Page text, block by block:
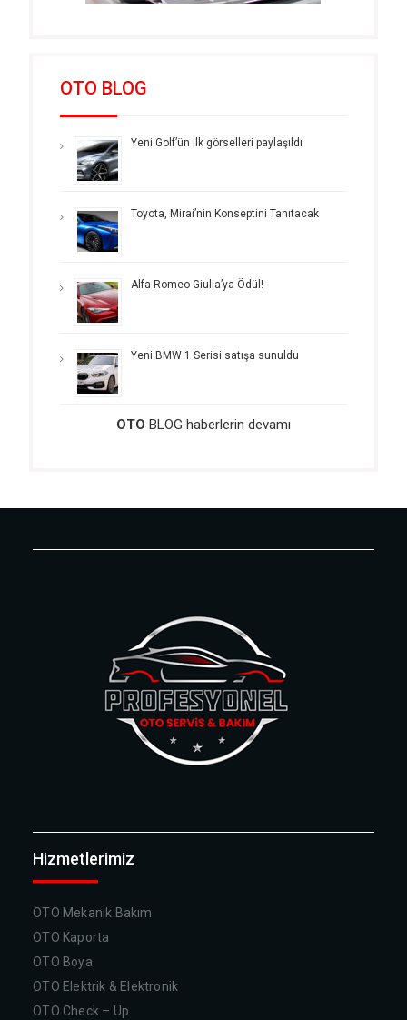
OTO BLOG
Yeni Golf’ün ilk görselleri paylaşıldı
Toyota, Mirai’nin Konseptini Tanıtacak
Alfa Romeo Giulia’ya Ödül!
Yeni BMW 1 Serisi satışa sunuldu
OTO BLOG haberlerin devamı
Hizmetlerimiz
OTO Mekanik Bakım
OTO Kaporta
OTO Boya
OTO Elektrik & Elektronik
OTO Check – Up